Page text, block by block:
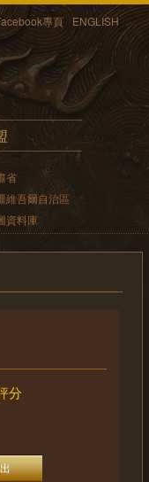
專頁 ENGLISH
省
維吾爾自治區
資料庫
分